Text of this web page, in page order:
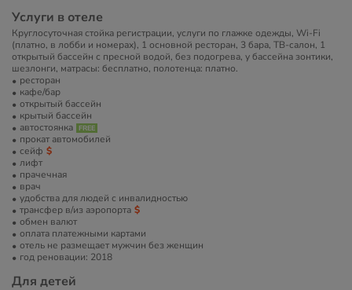
Услуги в отеле
Круглосуточная стойка регистрации, услуги по глажке одежды, Wi-Fi
(платно, в лобби и номерах), 1 основной ресторан, 3 бара, ТВ-салон, 1
открытый бассейн с пресной водой, без подогрева, у бассейна зонтики,
шезлонги, матрасы: бесплатно, полотенца: платно.
ресторан
кафе/бар
открытый бассейн
крытый бассейн
автостоянка
прокат автомобилей
сейф
лифт
прачечная
врач
удобства для людей с инвалидностью
трансфер в/из аэропорта
обмен валют
оплата платежными картами
отель не размещает мужчин без женщин
год реновации: 2018
Для детей